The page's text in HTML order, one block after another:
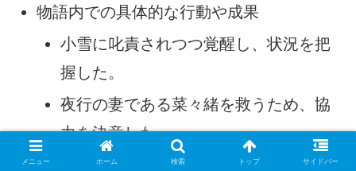
物語内での具体的な行動や成果
小雪に叱責されつつ覚醒し、状況を把
握した。
夜行の妻である菜々緒を救うため、協
力を決意した。
地位の変化、昇進、影響力、特筆事項
メニュー ホーム 検索 トップ サイドバー